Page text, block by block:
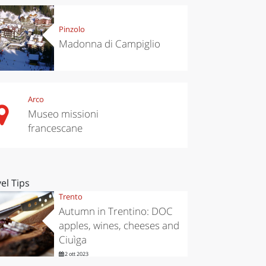
Pinzolo
Madonna di Campiglio
Arco
Museo missioni
francescane
Tips
Trento
Autumn in Trentino: DOC
apples, wines, cheeses and
Ciuìga
2 ott 2023